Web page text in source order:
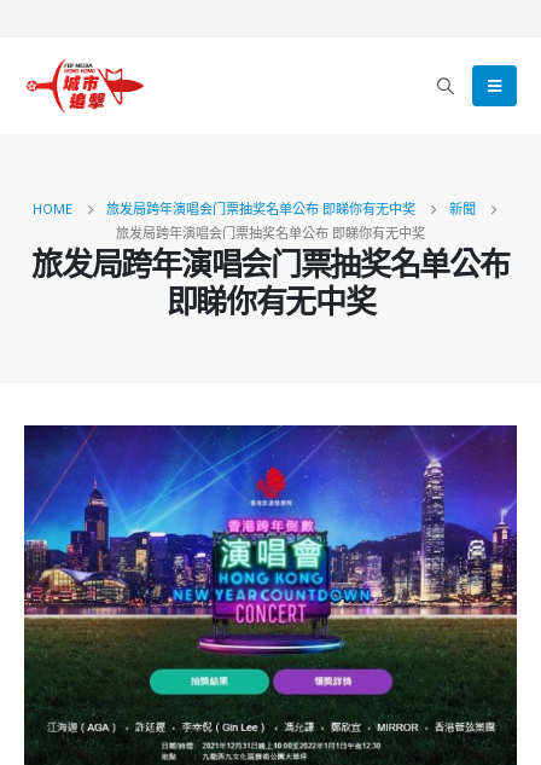
HOME 旅发局跨年演唱会门票抽奖名单公布 即睇你有无中奖
新聞
旅发局跨年演唱会门票抽奖名单公布 即睇你有无中奖
旅发局跨年演唱会门票抽奖名单公布
即睇你有无中奖